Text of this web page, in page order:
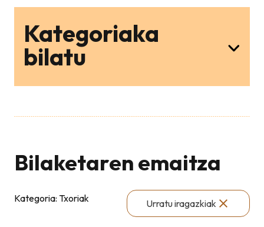
Kategoriaka
bilatu
Bilaketaren emaitza
Kategoria: Txoriak Urratu iragazkiak